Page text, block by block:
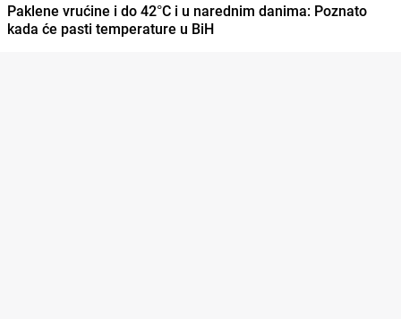
Paklene vrućine i do 42°C i u narednim danima: Poznato
kada će pasti temperature u BiH